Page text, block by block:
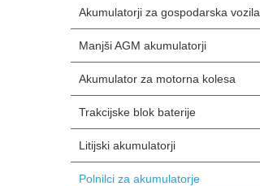
Akumulatorji za gospodarska vozila
Manjši AGM akumulatorji
Akumulator za motorna kolesa
Trakcijske blok baterije
Litijski akumulatorji
Polnilci za akumulatorje